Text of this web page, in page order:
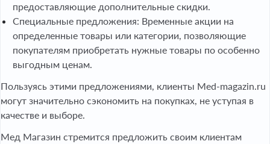
предоставляющие дополнительные скидки.
Специальные предложения: Временные акции на
определенные товары или категории, позволяющие
покупателям приобретать нужные товары по особенно
выгодным ценам.
Пользуясь этими предложениями, клиенты Med-magazin.ru
могут значительно сэкономить на покупках, не уступая в
качестве и выборе.
Мед Магазин стремится предложить своим клиентам